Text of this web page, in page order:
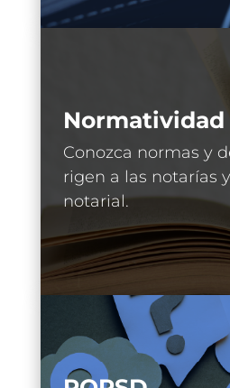
Normatividad
Conozca normas y
rigen a las notarías
notarial.